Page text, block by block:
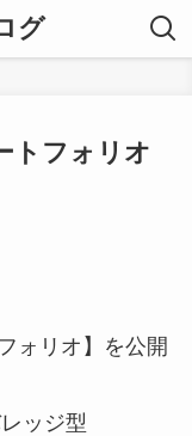
グ
トフォリオ
ォリオ】を公開
ッジ型